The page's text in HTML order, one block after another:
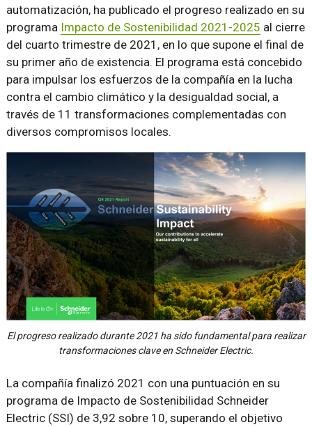
automatización, ha publicado el progreso realizado en su
programa Impacto de Sostenibilidad 2021-2025 al cierre
del cuarto trimestre de 2021, en lo que supone el final de
su primer año de existencia. El programa está concebido
para impulsar los esfuerzos de la compañía en la lucha
contra el cambio climático y la desigualdad social, a
través de 11 transformaciones complementadas con
diversos compromisos locales.
El progreso realizado durante 2021 ha sido fundamental para realizar
transformaciones clave en Schneider Electric.
La compañía finalizó 2021 con una puntuación en su
programa de Impacto de Sostenibilidad Schneider
Electric (SSI) de 3,92 sobre 10, superando el objetivo